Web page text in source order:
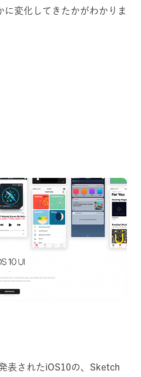
に変化してきたかがわかりま
表されたiOS10の、Sketch